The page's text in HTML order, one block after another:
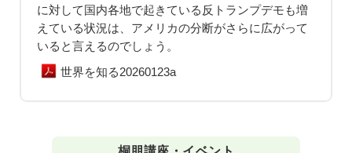
に対して国内各地で起きている反トランプデモも増
えている状況は、アメリカの分断がさらに広がって
いると言えるのでしょう。
世界を知る20260123a